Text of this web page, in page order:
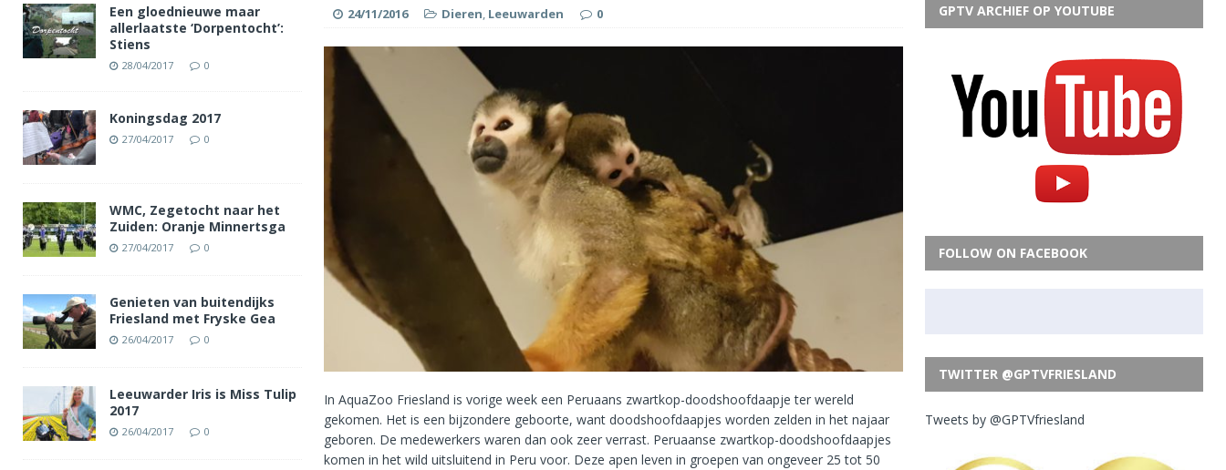
24/11/2016 Dieren, Leeuwarden 0
In AquaZoo Friesland is vorige week een Peruaans zwartkop-doodshoofdaapje ter wereld
gekomen. Het is een bijzondere geboorte, want doodshoofdaapjes worden zelden in het najaar
geboren. De medewerkers waren dan ook zeer verrast. Peruaanse zwartkop-doodshoofdaapjes
komen in het wild uitsluitend in Peru voor. Deze apen leven in groepen van ongeveer 25 tot 50
Een gloednieuwe maar
allerlaatste ‘Dorpentocht’:
Stiens
28/04/2017 0
Koningsdag 2017
27/04/2017 0
WMC, Zegetocht naar het
Zuiden: Oranje Minnertsga
27/04/2017 0
Genieten van buitendijks
Friesland met Fryske Gea
26/04/2017 0
Leeuwarder Iris is Miss Tulip
2017
26/04/2017 0
GPTV ARCHIEF OP YOUTUBE
FOLLOW ON FACEBOOK
TWITTER @GPTVFRIESLAND
Tweets by @GPTVfriesland